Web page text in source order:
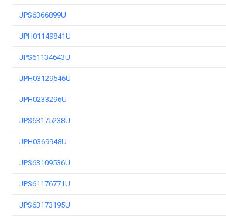
JPS6366899U
JPH01149841U
JPS61134643U
JPH03129546U
JPH0233296U
JPS63175238U
JPH0369948U
JPS63109536U
JPS61176771U
JPS63173195U